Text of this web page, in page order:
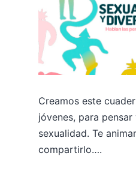
Creamos este
jóvenes, para
sexualidad. Te
compartirlo….